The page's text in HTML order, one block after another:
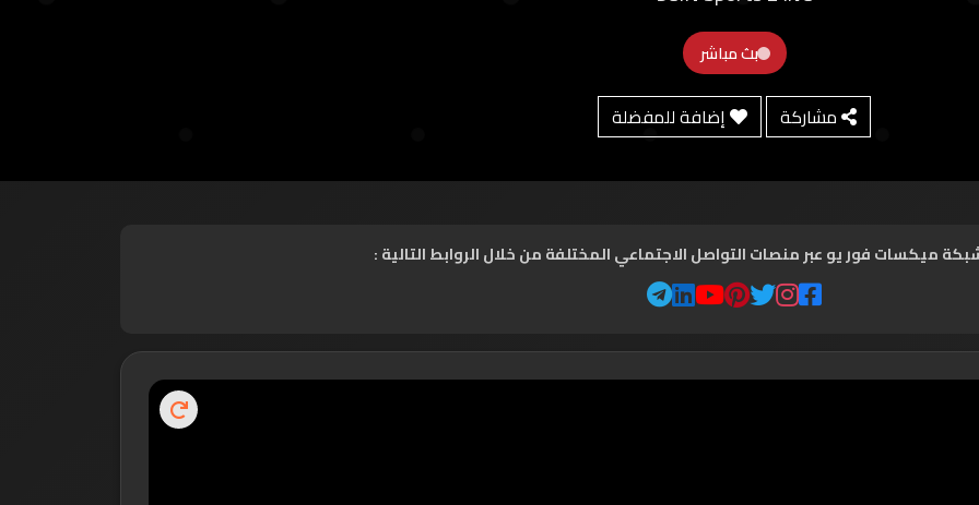
بث مباشر
مشاركة إضافة للمفضلة
ميكسات فور يو عبر منصات التواصل الاجتماعي المختلفة من خلال الروابط التالية :